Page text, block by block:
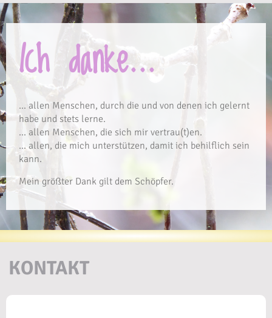
Ich danke...
… allen Menschen, durch die und von denen ich gelernt
habe und stets lerne.
… allen Menschen, die sich mir vertrau(t)en.
… allen, die mich unterstützen, damit ich behilflich sein
kann.
Mein größter Dank gilt dem Schöpfer.
KONTAKT